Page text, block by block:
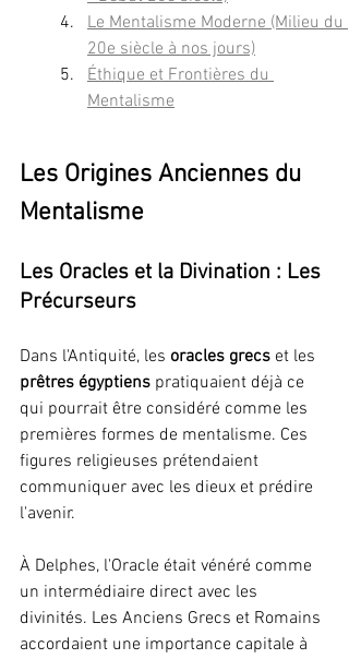
Le Mentalisme Moderne (Milieu du
20e siècle à nos jours)
Éthique et Frontières du
Mentalisme
Les Origines Anciennes du
Mentalisme
Les Oracles et la Divination : Les
Précurseurs
Dans l'Antiquité, les oracles grecs et les
prêtres égyptiens pratiquaient déjà ce
qui pourrait être considéré comme les
premières formes de mentalisme. Ces
figures religieuses prétendaient
communiquer avec les dieux et prédire
l'avenir.
À Delphes, l'Oracle était vénéré comme
un intermédiaire direct avec les
divinités. Les Anciens Grecs et Romains
accordaient une importance capitale à